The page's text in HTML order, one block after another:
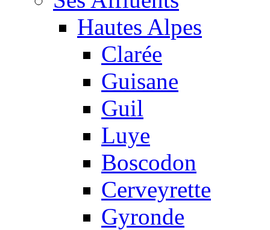
Hautes Alpes
Clarée
Guisane
Guil
Luye
Boscodon
Cerveyrette
Gyronde